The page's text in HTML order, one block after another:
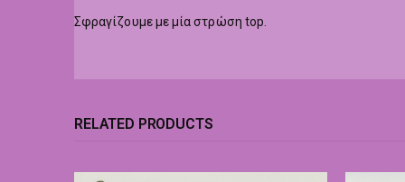
Σφραγίζουμε με μία στρώση top.
RELATED PRODUCTS